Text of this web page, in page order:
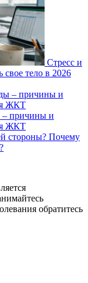
Стресс и
свое тело в 2026
– причины и
ЖКТ
Почему
обратитесь